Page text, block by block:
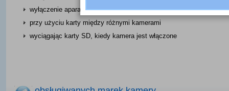
wyłączenie aparatu podczas pisanie procesu
przy użyciu karty między różnymi kamerami
wyciągając karty SD, kiedy kamera jest włączone